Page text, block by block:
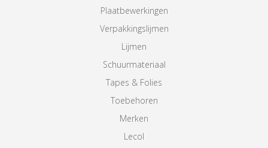
Plaatbewerkingen
Verpakkingslijmen
Lijmen
Schuurmateriaal
Tapes & Folies
Toebehoren
Merken
Lecol